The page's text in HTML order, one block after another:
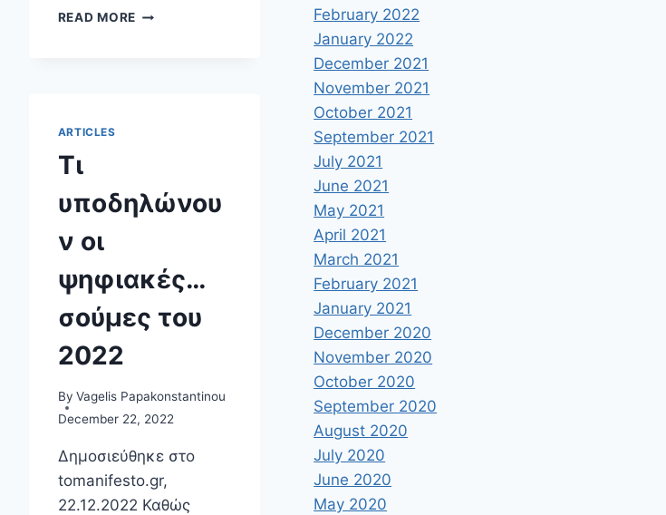
READ MORETHE
ARTICLES
Τι
υποδηλώνου
ν οι
ψηφιακές…
σούμες του
2022
By Vagelis Papakonstantinou
December 22, 2022
Δημοσιεύθηκε στο
tomanifesto.gr,
22.12.2022 Καθώς
February 2022
January 2022
December 2021
November 2021
October 2021
September 2021
July 2021
June 2021
May 2021
April 2021
March 2021
February 2021
January 2021
December 2020
November 2020
October 2020
September 2020
August 2020
July 2020
June 2020
May 2020